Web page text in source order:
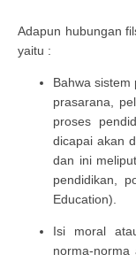
Adapun hubungan
yaitu :
Bahwa sistem
prasarana,
proses
dicapai akan
dan ini
pendidikan,
Education).
Isi moral
norma-norma